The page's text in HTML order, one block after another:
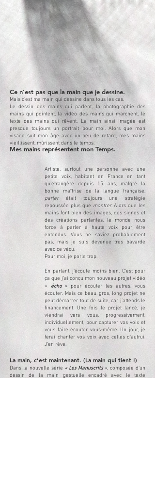
Ce n’est pas que la main que je dessine.
Mais c’est ma main qui dessine dans tous les cas.
Le dessin des mains qui parlent, la photographie des
mains qui pointent, la vidéo des mains qui marchent, le
texte des mains qui rêvent. La main ainsi imagée est
presque toujours un portrait pour moi. Alors que mon
visage suit mon âge avec un peu de retard, mes mains
vieillissent, mûrissent dans le temps.
Artiste, surtout une personne avec une
petite voix, habitant en France en tant
qu’étrangère depuis 15 ans, malgré la
bonne maîtrise de la langue française,
parlerétait toujours une stratégie
repoussée plus que montrer. Alors que les
mains font bien des images, des signes et
des créations parlantes, le monde nous
force à parler à haute voix pour être
entendus. Vous ne saviez probablement
pas, mais je suis devenue très bavarde
avec ce vécu.
Pour moi, je parle trop.
En parlant, j’écoute moins bien. C’est pour
ça que j’ai conçu mon nouveau projet vidéo
« écho » pour écouter les autres, vous
écouter. Mais ce beau, gros, long projet ne
peut démarrer tout de suite, car j’attends le
financement. Une fois le projet lancé, je
viendrai vers vous, progressivement,
individuellement, pour capturer vos voix et
vous faire écouter vous-même. Un jour, je
ferai chanter vos voix avec celles d’autrui.
J’en rêve.
Mes mains représentent mon Temps.
La main, c’est maintenant. (La main qui tient !)
Dans la nouvelle série « Les Manuscrits », composée d’un
dessin de la main gestuelle encadré avec le texte